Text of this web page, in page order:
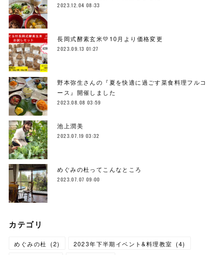
2023.12.04 08:33
長岡式酵素玄米💛10月より価格変更
2023.09.13 01:27
野本弥生さんの『夏を快適に過ごす菜食料理フルコ
ース』開催しました
2023.08.08 03:59
池上潤美
2023.07.19 03:32
めぐみの杜ってこんなところ
2023.07.07 09:00
カテゴリ
めぐみの杜 (2) 2023年下半期イベント&料理教室 (4)